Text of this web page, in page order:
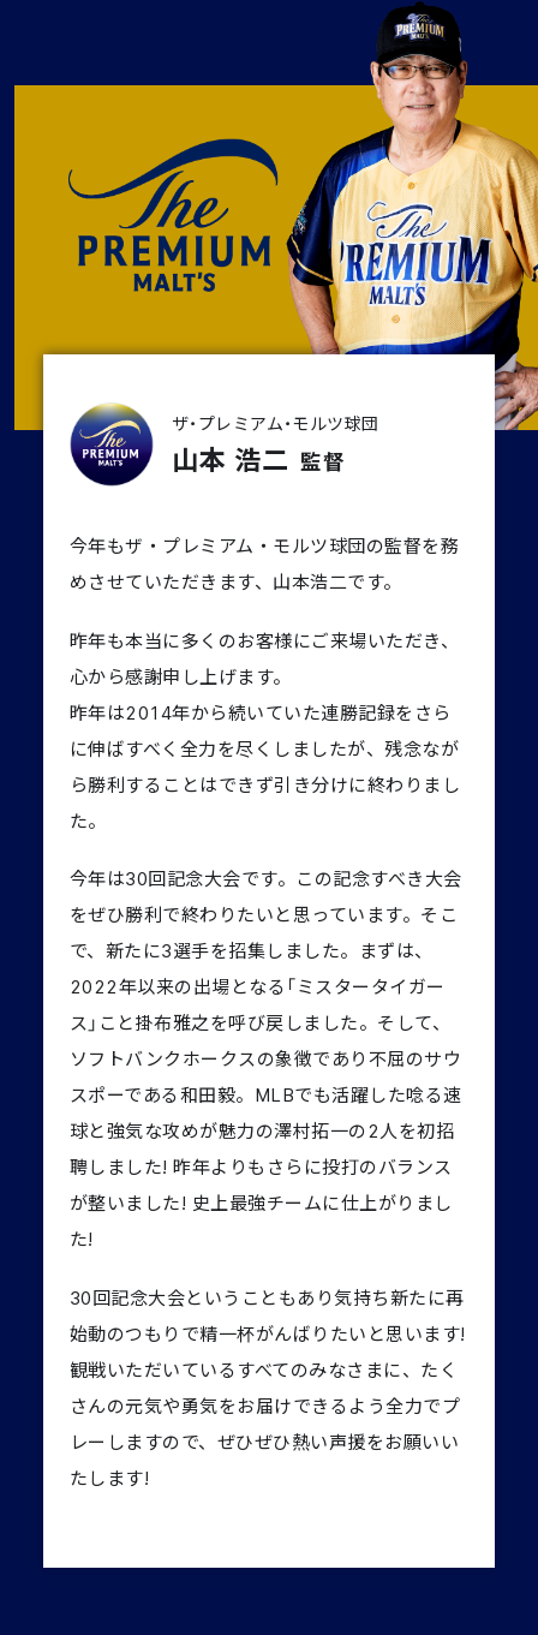
ザ・プレミアム・モルツ球団
山本 浩二 監督
今年もザ・プレミアム・モルツ球団の監督を務
めさせていただきます、 山本浩二です。
昨年も本当に多くのお客様にご来場いただき、
心から感謝申し上げます。
昨年は2014年から続いていた連勝記録をさら
に伸ばすべく全力を尽くしましたが、残念なが
ら勝利することはできず引き分けに終わりまし
た。
今年は30回記念大会です。この記念すべき大会
をぜひ勝利で終わりたいと思っています。そこ
で、新たに3選手を招集しました。まずは、
2022年以来の出場となる「ミスタータイガー
ス」こと掛布雅之を呼び戻しました。そして、
ソフトバンクホークスの象徴であり不屈のサウ
スポーである和田毅。MLBでも活躍した唸る速
球と強気な攻めが魅力の澤村拓一の2人を初招
聘しました! 昨年よりもさらに投打のバランス
が整いました! 史上最強チームに仕上がりまし
た!
30回記念大会ということもあり気持ち新たに再
始動のつもりで精一杯がんばりたいと思います!
観戦いただいているすべてのみなさまに、たく
さんの元気や勇気をお届けできるよう全力でプ
レーしますので、ぜひぜひ熱い声援をお願いい
たします!